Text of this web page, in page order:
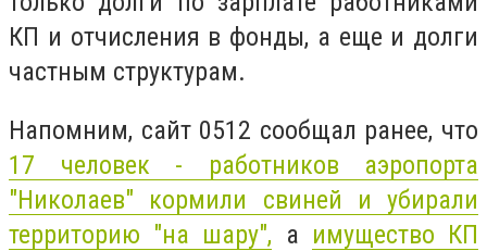
КП и отчисления в фонды, а еще и долги
частным структурам.
Напомним, сайт 0512 сообщал ранее, что
17 человек - работников аэропорта
"Николаев" кормили свиней и убирали
территорию "на шару", а имущество КП